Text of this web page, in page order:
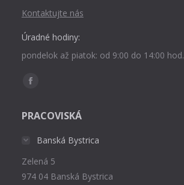
Kontaktujte nás
Úradné hodiny:
pondelok až piatok: od 9:00 do 14:00 hod.
Find us on:
Facebook
opens
window
PRACOVISKÁ
Banská Bystrica
Zelená 5
974 04 Banská Bystrica